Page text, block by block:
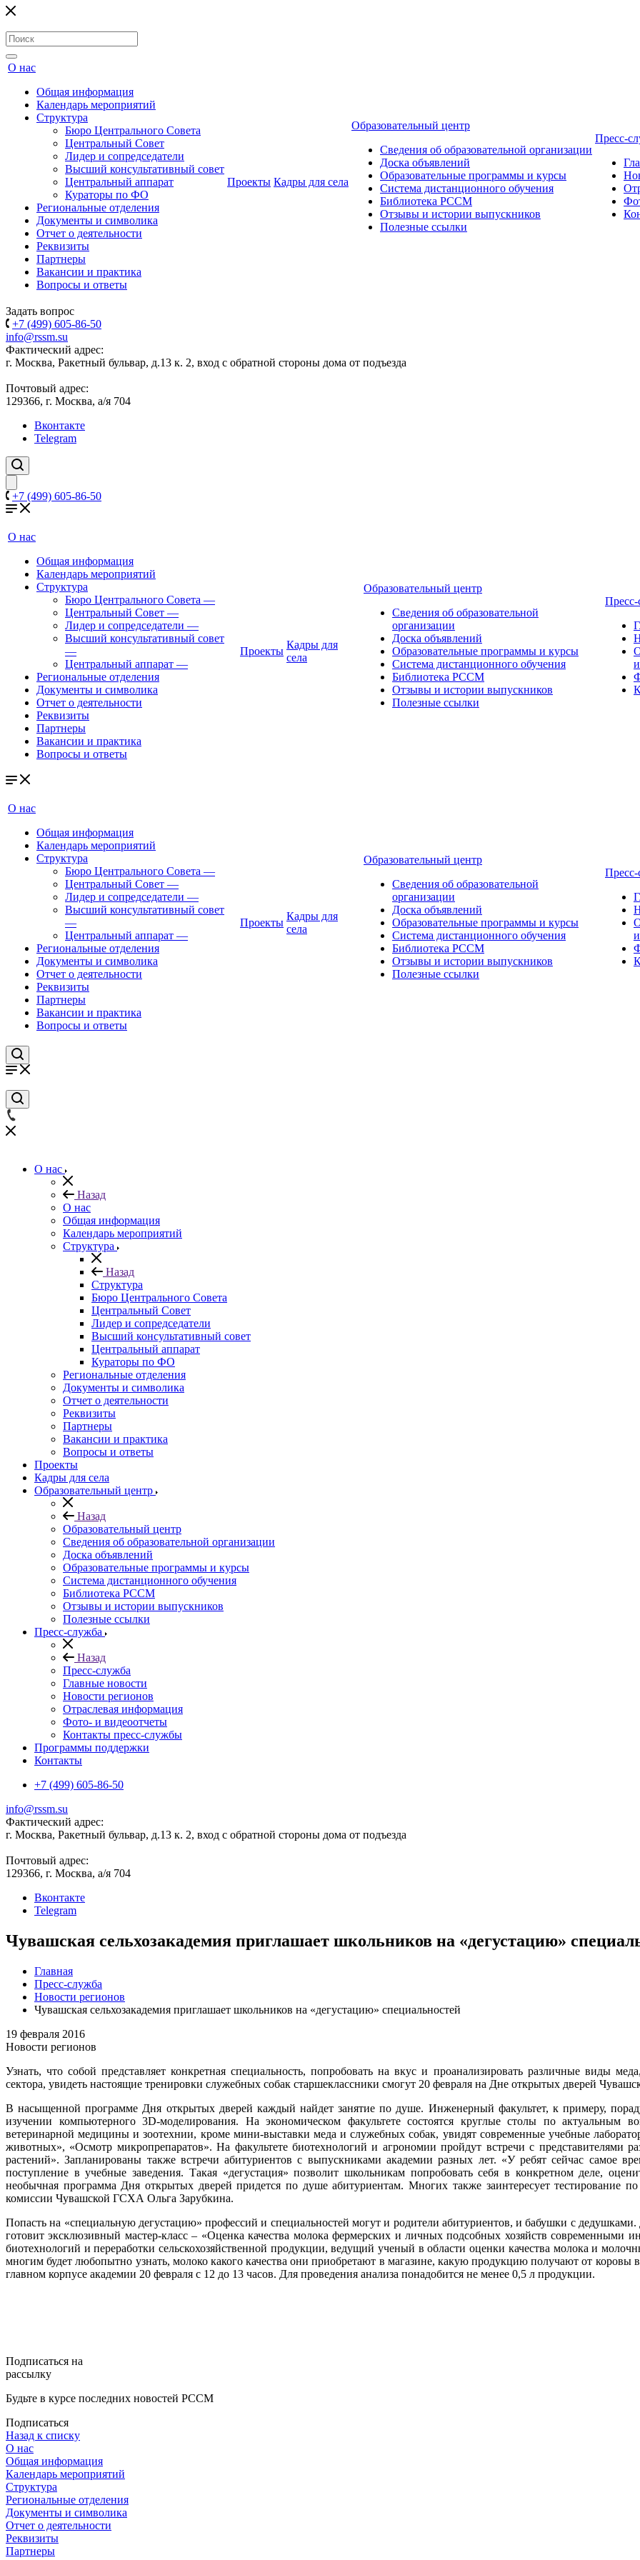
О нас
Общая информация
Календарь мероприятий
Структура
Бюро Центрального Совета
Центральный Совет
Лидер и сопредседатели
Высший консультативный совет
Центральный аппарат
Кураторы по ФО
Региональные отделения
Документы и символика
Отчет о деятельности
Реквизиты
Партнеры
Вакансии и практика
Вопросы и ответы
Проекты Кадры для села
Образовательный центр
Сведения об образовательной организации
Доска объявлений
Образовательные программы и курсы
Система дистанционного обучения
Библиотека РССМ
Отзывы и истории выпускников
Полезные ссылки
Пресс-
Задать вопрос
+7 (499) 605-86-50
info@rssm.su
Фактический адрес:
г. Москва, Ракетный бульвар, д.13 к. 2, вход с обратной стороны дома от подъезда
Почтовый адрес:
129366, г. Москва, а/я 704
Вконтакте
Telegram
+7 (499) 605-86-50
О нас
Общая информация
Календарь мероприятий
Структура
Бюро Центрального Совета —
Центральный Совет —
Лидер и сопредседатели —
Высший консультативный совет
—
Центральный аппарат —
Региональные отделения
Документы и символика
Отчет о деятельности
Реквизиты
Партнеры
Вакансии и практика
Вопросы и ответы
Проекты
Кадры для
села
Образовательный центр
Сведения об образовательной
организации
Доска объявлений
Образовательные программы и курсы
Система дистанционного обучения
Библиотека РССМ
Отзывы и истории выпускников
Полезные ссылки
Пресс-
О нас
Общая информация
Календарь мероприятий
Структура
Бюро Центрального Совета —
Центральный Совет —
Лидер и сопредседатели —
Высший консультативный совет
—
Центральный аппарат —
Региональные отделения
Документы и символика
Отчет о деятельности
Реквизиты
Партнеры
Вакансии и практика
Вопросы и ответы
Проекты
Кадры для
села
Образовательный центр
Сведения об образовательной
организации
Доска объявлений
Образовательные программы и курсы
Система дистанционного обучения
Библиотека РССМ
Отзывы и истории выпускников
Полезные ссылки
Пресс-
О нас
Назад
О нас
Общая информация
Календарь мероприятий
Структура
Назад
Структура
Бюро Центрального Совета
Центральный Совет
Лидер и сопредседатели
Высший консультативный совет
Центральный аппарат
Кураторы по ФО
Региональные отделения
Документы и символика
Отчет о деятельности
Реквизиты
Партнеры
Вакансии и практика
Вопросы и ответы
Проекты
Кадры для села
Образовательный центр
Назад
Образовательный центр
Сведения об образовательной организации
Доска объявлений
Образовательные программы и курсы
Система дистанционного обучения
Библиотека РССМ
Отзывы и истории выпускников
Полезные ссылки
Пресс-служба
Назад
Пресс-служба
Главные новости
Новости регионов
Отраслевая информация
Фото- и видеоотчеты
Контакты пресс-службы
Программы поддержки
Контакты
+7 (499) 605-86-50
info@rssm.su
Фактический адрес:
г. Москва, Ракетный бульвар, д.13 к. 2, вход с обратной стороны дома от подъезда
Почтовый адрес:
129366, г. Москва, а/я 704
Вконтакте
Telegram
Чувашская сельхозакадемия приглашает школьников на «дегустацию»
Главная
Пресс-служба
Новости регионов
Чувашская сельхозакадемия приглашает школьников на «дегустацию» специальностей
19 февраля 2016
Новости регионов
Узнать, что собой представляет конкретная специальность, попробовать на вкус и проанализировать различные виды
сектора, увидеть настоящие тренировки служебных собак старшеклассники смогут 20 февраля на Дне открытых дверей
В насыщенной программе Дня открытых дверей каждый найдет занятие по душе. Инженерный факультет, к примеру,
изучении компьютерного 3D-моделирования. На экономическом факультете состоятся круглые столы по актуальным
ветеринарной медицины и зоотехнии, кроме мини-выставки меда и служебных собак, увидят современные учебные
животных», «Осмотр микропрепаратов». На факультете биотехнологий и агрономии пройдут встречи с представителями
растений». Запланированы также встречи абитуриентов с выпускниками академии разных лет. «У ребят сейчас самое
поступление в учебные заведения. Такая «дегустация» позволит школьникам попробовать себя в конкретном деле,
необычная программа Дня открытых дверей придется по душе абитуриентам. Многих также заинтересует тестирование
комиссии Чувашской ГСХА Ольга Зарубкина.
Попасть на «специальную дегустацию» профессий и специальностей могут и родители абитуриентов, и бабушки с
готовит эксклюзивный мастер-класс – «Оценка качества молока фермерских и личных подсобных хозяйств современными
биотехнологий и переработки сельскохозяйственной продукции, ведущий ученый в области оценки качества молока и
многим будет любопытно узнать, молоко какого качества они приобретают в магазине, какую продукцию получают от коровы
главном корпусе академии 20 февраля с 12 до 13 часов. Для проведения анализа понадобится не менее 0,5 л продукции.
Подписаться на
рассылку
Будьте в курсе последних новостей РССМ
Подписаться
Назад к списку
О нас
Общая информация
Календарь мероприятий
Структура
Региональные отделения
Документы и символика
Отчет о деятельности
Реквизиты
Партнеры